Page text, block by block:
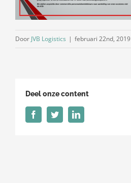
Door JVB Logistics | februari 22nd, 2019
Deel onze content
FacebookTwitterLinkedIn